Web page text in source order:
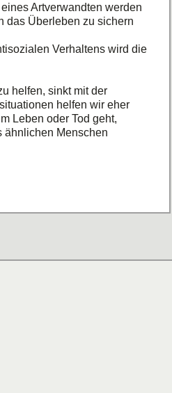
Artverwandten werden
das Überleben zu sichern
Verhaltens wird die
helfen, sinkt mit der
helfen wir eher
Leben oder Tod geht,
ähnlichen Menschen